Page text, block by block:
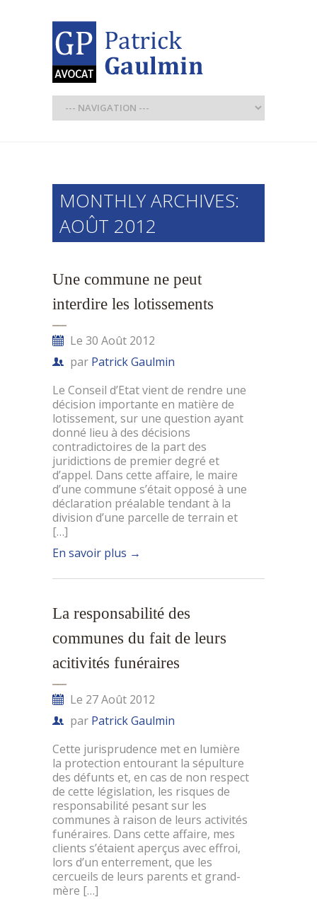
MONTHLY ARCHIVES:
AOÛT 2012
Une commune ne peut
interdire les lotissements
Le 30 Août 2012
par Patrick Gaulmin
Le Conseil d’Etat vient de rendre une
décision importante en matière de
lotissement, sur une question ayant
donné lieu à des décisions
contradictoires de la part des
juridictions de premier degré et
d’appel. Dans cette affaire, le maire
d’une commune s’était opposé à une
déclaration préalable tendant à la
division d’une parcelle de terrain et
[…]
En savoir plus →
La responsabilité des
communes du fait de leurs
acitivités funéraires
Le 27 Août 2012
par Patrick Gaulmin
Cette jurisprudence met en lumière
la protection entourant la sépulture
des défunts et, en cas de non respect
de cette législation, les risques de
responsabilité pesant sur les
communes à raison de leurs activités
funéraires. Dans cette affaire, mes
clients s’étaient aperçus avec effroi,
lors d’un enterrement, que les
cercueils de leurs parents et grand-
mère […]